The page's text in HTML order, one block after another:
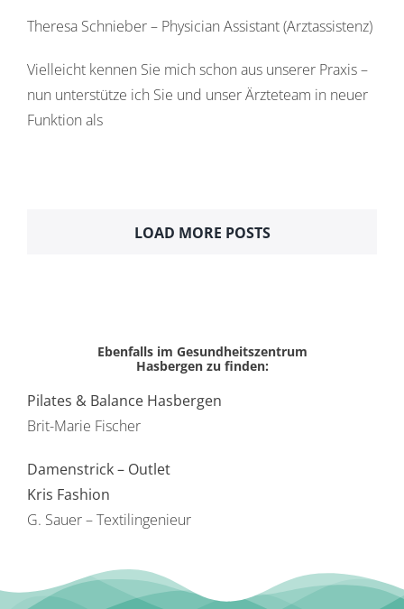
Theresa Schnieber – Physician Assistant (Arztassistenz)
Vielleicht kennen Sie mich schon aus unserer Praxis –
nun unterstütze ich Sie und unser Ärzteteam in neuer
Funktion als
LOAD MORE POSTS
Ebenfalls im Gesundheitszentrum
Hasbergen zu finden:
Pilates & Balance Hasbergen
Brit-Marie Fischer
Damenstrick – Outlet
Kris Fashion
G. Sauer – Textilingenieur